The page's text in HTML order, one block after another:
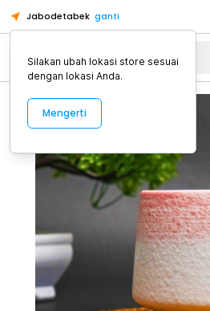
Jabodetabek ganti
Alat Kopi
Silakan ubah lokasi store sesuai
dengan lokasi Anda.
Mengerti